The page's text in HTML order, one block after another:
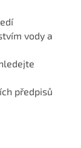
vody a
předpisů